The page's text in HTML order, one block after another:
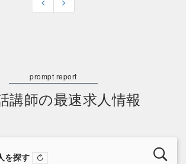
講師の最速求人情報
を探す